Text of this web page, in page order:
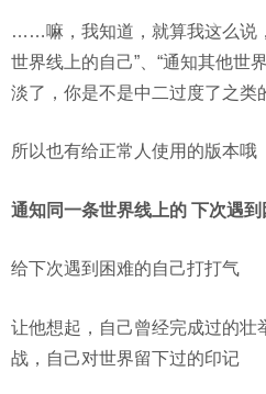
……嘛，我知道，就算我这么说
世界线上的自己”、“通知其他世
淡了，你是不是中二过度了之类
所以也有给正常人使用的版本哦
通知同一条世界线上的 下次遇
给下次遇到困难的自己打打气
让他想起，自己曾经完成过的壮
战，自己对世界留下过的印记